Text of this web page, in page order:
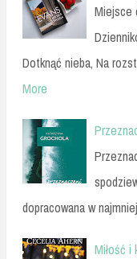
Miejsce
Dotknąć nieba, Na
More
dopracowana w
Miłość i